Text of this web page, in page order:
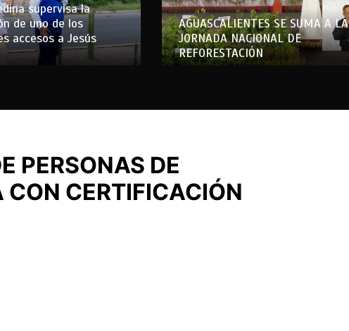
supervisa la
de uno de los
accesos a Jesús
AGUASCALIENTES SE SUMA A LA
JORNADA NACIONAL DE
REFORESTACIÓN
PERSONAS DE
CERTIFICACIÓN